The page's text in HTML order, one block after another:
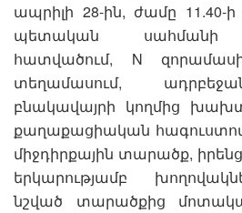
ապրիլի 28-ին, ժամը 11.40-
պետական սահմանի
հատվածում, N
տեղամասում,
բնակավայրի կողմից
քաղաքացիական հագուստով
միջդիրքային տարածք, իրենց
երկարությամբ
նշված տարածքից